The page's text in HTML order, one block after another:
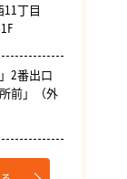
丁目
2番出口
前」（外